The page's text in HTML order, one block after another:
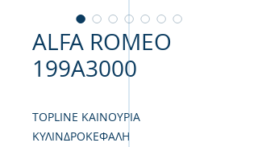
ALFA ROMEO
199A3000
TOPLINE ΚΑΙΝΟΥΡΙΑ
ΚΥΛΙΝΔΡΟΚΕΦΑΛΗ